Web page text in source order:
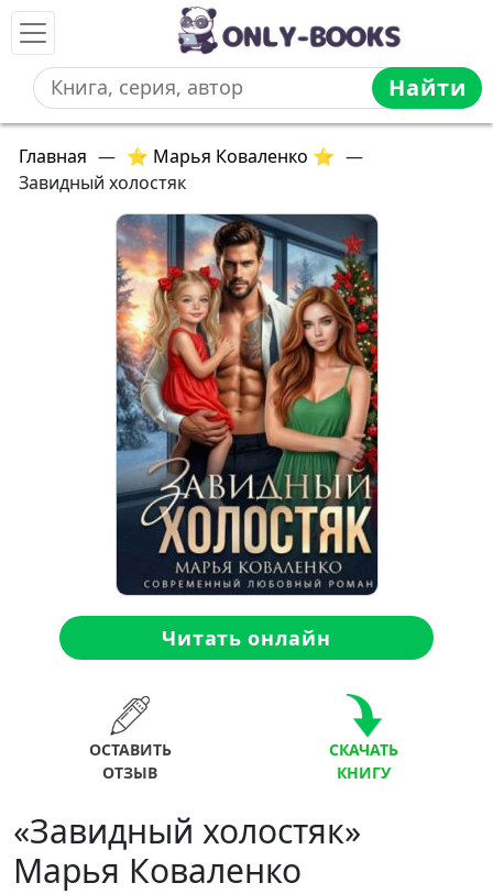
Найти
Главная — ⭐ Марья Коваленко ⭐ —
Завидный холостяк
Читать онлайн
ОСТАВИТЬ
ОТЗЫВ
СКАЧАТЬ
КНИГУ
«Завидный холостяк»
Марья Коваленко